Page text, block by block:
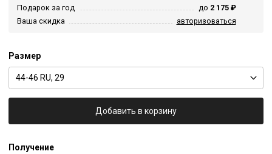
Подарок за год
до 2 175 ₽
Ваша скидка
авторизоваться
Размер
44-46 RU, 29
Добавить в корзину
Получение